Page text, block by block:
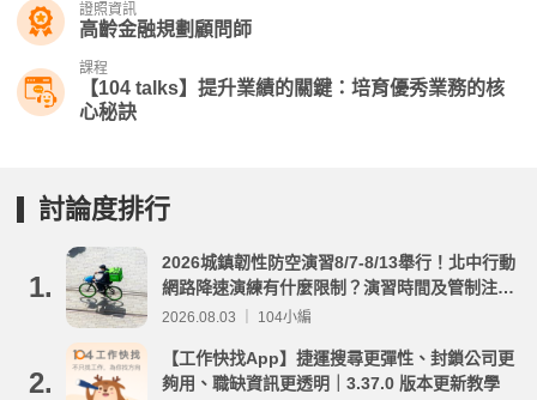
證照資訊
高齡金融規劃顧問師
課程
【104 talks】提升業績的關鍵：培育優秀業務的核
心秘訣
討論度排行
1.
2026城鎮韌性防空演習8/7-8/13舉行！北中行動
網路降速演練有什麼限制？演習時間及管制注意
事項整理
2026.08.03 ｜ 104小編
2.
【工作快找App】捷運搜尋更彈性、封鎖公司更
夠用、職缺資訊更透明｜3.37.0 版本更新教學